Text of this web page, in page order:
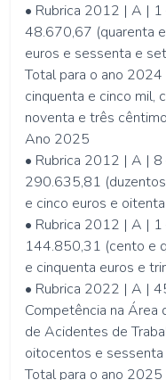
• Rubrica 2012 | A |
48.670,67 (quarenta
euros e sessenta e
Total para o ano
cinquenta e cinco mil,
noventa e três
Ano 2025
• Rubrica 2012 | A |
290.635,81
e cinco euros e
• Rubrica 2012 | A |
144.850,31 (cento e
e cinquenta euros e
• Rubrica 2022 | A |
Competência na Área
de Acidentes de
oitocentos e
Total para o ano